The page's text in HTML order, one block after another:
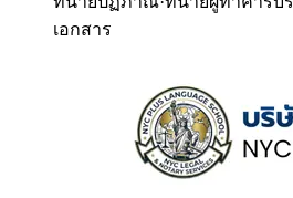
เอกสาร